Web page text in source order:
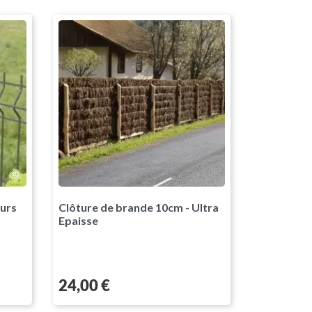
RAL7016Clôture de brande 10cm - Ultra
Epaisse
Prix
24,00 €